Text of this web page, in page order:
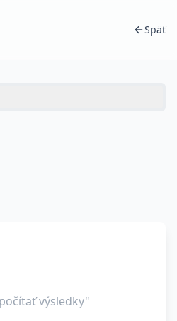
Späť
výsledky"